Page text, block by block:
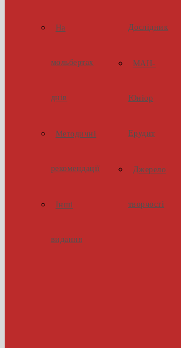
На
мольбертах
днів
Методичні
рекомендації
Інші
видання
Дослідник
МАН-
Юніор
Ерудит
Джерело
творчості